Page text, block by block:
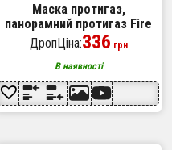
Маска протигаз,
панорамний протигаз Fire
mask
ДропЦіна:336 грн
В наявності